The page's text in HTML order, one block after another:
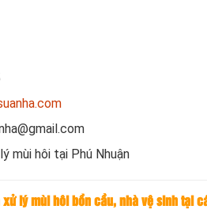
mùi hôi tại Phú Nhuận
xử lý mùi hôi bồn cầu, nhà vệ sinh tại